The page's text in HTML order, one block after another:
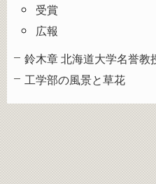
受賞
広報
鈴木章 北海道大学名誉教
工学部の風景と草花